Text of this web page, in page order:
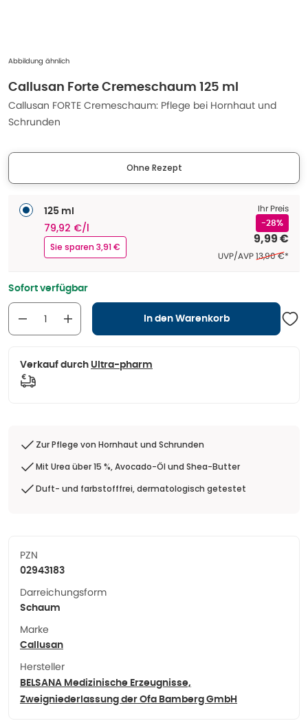
Abbildung ähnlich
Callusan Forte Cremeschaum 125 ml
Callusan FORTE Cremeschaum: Pflege bei Hornhaut und
Schrunden
Ohne Rezept
125 ml
79,92 €/l
Sie sparen 3,91 €
Ihr Preis
-28%
9,99 €
UVP/AVPEhemaliger
13,90 €*
Sofort verfügbar
In den Warenkorb
Verkauf durch Ultra-pharm
Zur Pflege von Hornhaut und Schrunden
Mit Urea über 15 %, Avocado-Öl und Shea-Butter
Duft- und farbstofffrei, dermatologisch getestet
PZN
02943183
Darreichungsform
Schaum
Marke
Callusan
Hersteller
BELSANA Medizinische Erzeugnisse,
Zweigniederlassung der Ofa Bamberg GmbH